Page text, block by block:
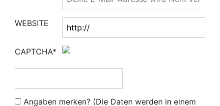
WEBSITE
CAPTCHA*
Angaben merken? (Die Daten werden in einem